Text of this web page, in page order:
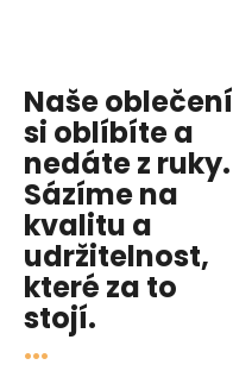
Naše oblečení
si oblíbíte a
nedáte z ruky.
Sázíme na
kvalitu a
udržitelnost,
které za to
stojí.
...